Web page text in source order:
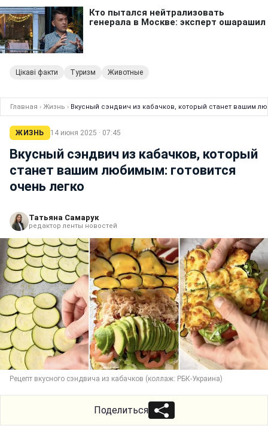
Цікаві факти Туризм Животные
Главная › Жизнь › Вкусный сэндвич из кабачков, который станет вашим
ЖИЗНЬ 14 июня 2025 · 07:45
Вкусный сэндвич из кабачков, который
станет вашим любимым: готовится
очень легко
Татьяна Самарук
редактор ленты новостей
Рецепт вкусного сэндвича из кабачков (коллаж: РБК-Украина)
Поделиться